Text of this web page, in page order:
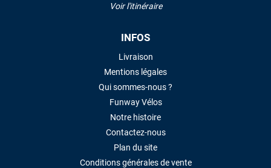
Voir l'itinéraire
INFOS
Livraison
Mentions légales
Qui sommes-nous ?
Funway Vélos
Notre histoire
Contactez-nous
Plan du site
Conditions générales de vente